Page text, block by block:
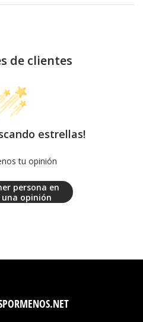
de clientes
estrellas!
tu opinión
persona en
una opinión